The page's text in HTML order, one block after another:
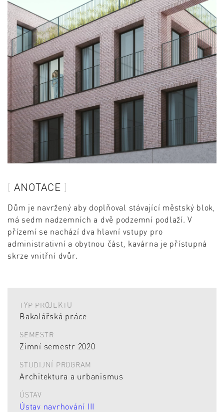
ANOTACE
Dům je navržený aby doplňoval stávající městský blok,
má sedm nadzemních a dvě podzemní podlaží. V
přízemí se nachází dva hlavní vstupy pro
administrativní a obytnou část, kavárna je přístupná
skrze vnitřní dvůr.
TYP PROJEKTU
Bakalářská práce
SEMESTR
Zimní semestr 2020
STUDIJNÍ PROGRAM
Architektura a urbanismus
ÚSTAV
Ústav navrhování III